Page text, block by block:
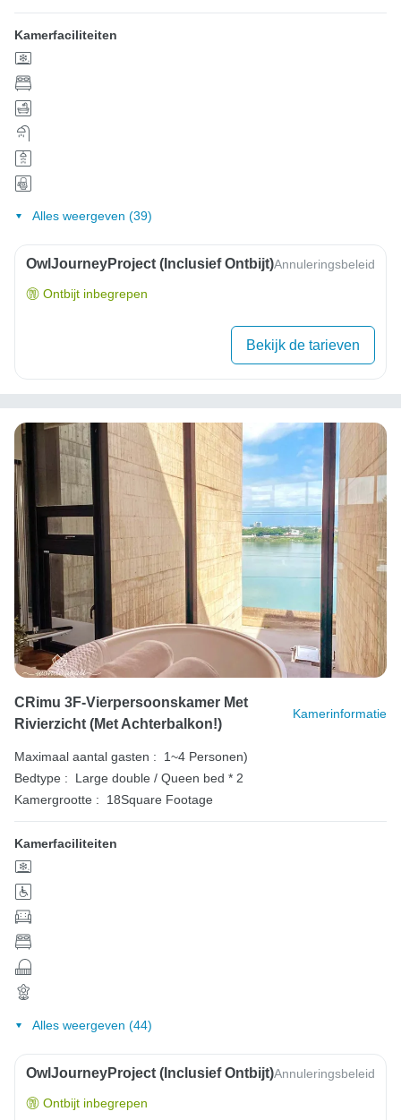
Kamerfaciliteiten
Alles weergeven (39)
OwlJourneyProject (inclusief Ontbijt)Annuleringsbeleid
Ontbijt inbegrepen
Bekijk de tarieven
CRimu 3F-Vierpersoonskamer Met
Rivierzicht (met Achterbalkon!)
Kamerinformatie
Maximaal aantal gasten :
1~4 Personen)
Bedtype :
Large double / Queen bed * 2
Kamergrootte :
18Square Footage
Kamerfaciliteiten
Alles weergeven (44)
OwlJourneyProject (inclusief Ontbijt)Annuleringsbeleid
Ontbijt inbegrepen